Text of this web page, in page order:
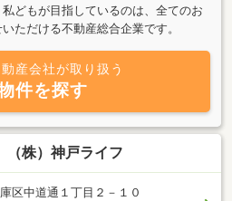
どもが目指しているのは、全てのお
ただける不動産総合企業です。
産会社が取り扱う
件を探す
株）神戸ライフ
区中道通１丁目２－１０